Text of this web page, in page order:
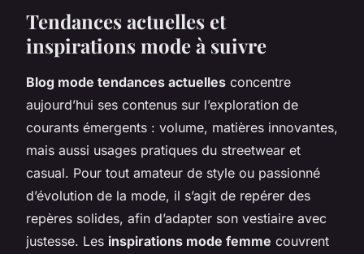
Tendances actuelles et
inspirations mode à suivre
Blog mode tendances actuelles concentre
aujourd’hui ses contenus sur l’exploration de
courants émergents : volume, matières innovantes,
mais aussi usages pratiques du streetwear et
casual. Pour tout amateur de style ou passionné
d’évolution de la mode, il s’agit de repérer des
repères solides, afin d’adapter son vestiaire avec
justesse. Les inspirations mode femme couvrent